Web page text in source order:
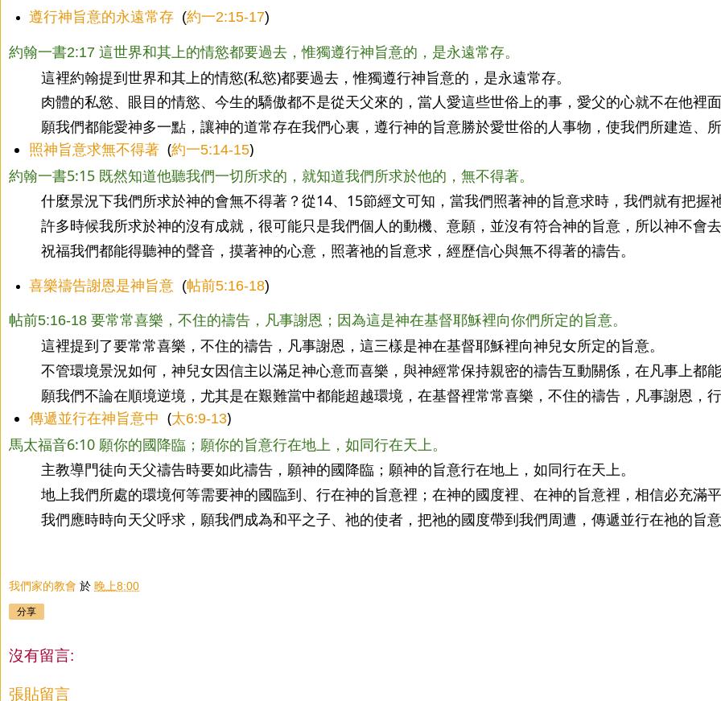
遵行神旨意的永遠常存
  (
約一2:15-17)
約翰一書2:17 這世界和其上的情慾都要過去，惟獨遵行神旨意的，是永遠常存。
這裡約翰提到世界和其上的情慾(私慾)都要過去，惟獨遵行神旨意的，是永遠常存。
肉體的私慾、眼目的情慾、今生的驕傲都不是從天父來的，當人愛這些世俗上的事，愛父的心就不在他裡面
願我們都能愛神多一點，讓神的道常存在我們心裏，遵行神的旨意勝於愛世俗的人事物，使我們所建造、所
照神旨意求無不得著
  (
約一5:14-15)
約翰一書5:15 既然知道他聽我們一切所求的，就知道我們所求於他的，無不得著。
什麼景況下我們所求於神的會無不得著？從14、15節經文可知，當我們照著神的旨意求時，我們就有把握
許多時候我所求於神的沒有成就，很可能只是我們個人的動機、意願，並沒有符合神的旨意，所以神不會去
祝福我們都能得聽神的聲音，摸著神的心意，照著祂的旨意求，經歷信心與無不得著的禱告。
喜樂禱告謝恩是神旨意
  (
帖前5:16-18)
帖前5:16-18 要常常喜樂，不住的禱告，凡事謝恩；因為這是神在基督耶穌裡向你們所定的旨意。
這裡提到了要常常喜樂，不住的禱告，凡事謝恩，這三樣是神在基督耶穌裡向神兒女所定的旨意。
不管環境景況如何，神兒女因信主以滿足神心意而喜樂，與神經常保持親密的禱告互動關係，在凡事上都
願我們不論在順境逆境，尤其是在艱難當中都能超越環境，在基督裡常常喜樂，不住的禱告，凡事謝恩，行
傳遞並行在神旨意中
  (
太6:9-13)
馬太福音6:10 願你的國降臨；願你的旨意行在地上，如同行在天上。
主教導門徒向天父禱告時要如此禱告，願神的國降臨；願神的旨意行在地上，如同行在天上。
地上我們所處的環境何等需要神的國臨到、行在神的旨意裡；在神的國度裡、在神的旨意裡，相信必充滿
我們應時時向天父呼求，願我們成為和平之子、祂的使者，把祂的國度帶到我們周遭，傳遞並行在祂的旨意
我們家的教會 於 晚上8:00
分享
沒有留言:
張貼留言